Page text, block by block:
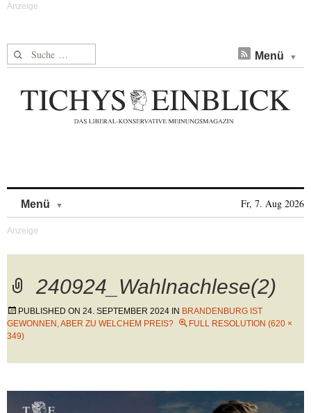
Suche nach: Menü
Menü Fr, 7. Aug 2026
240924_Wahlnachlese(2)
PUBLISHED ON 24. SEPTEMBER 2024 IN BRANDENBURG IST
GEWONNEN, ABER ZU WELCHEM PREIS?
FULL RESOLUTION (620 ×
349)